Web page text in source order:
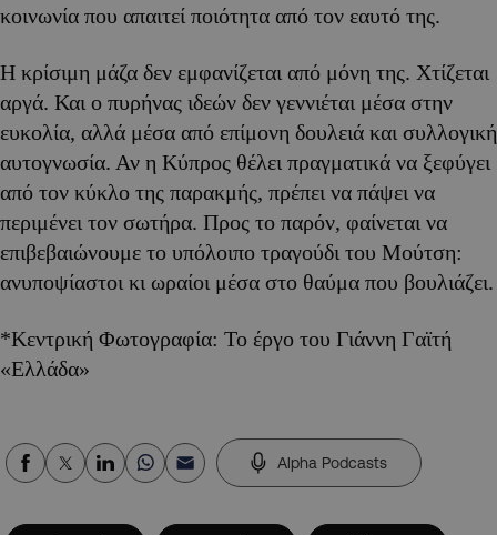
κοινωνία που απαιτεί ποιότητα από τον εαυτό της.
Η κρίσιμη μάζα δεν εμφανίζεται από μόνη της. Χτίζεται
αργά. Και ο πυρήνας ιδεών δεν γεννιέται μέσα στην
ευκολία, αλλά μέσα από επίμονη δουλειά και συλλογική
αυτογνωσία. Αν η Κύπρος θέλει πραγματικά να ξεφύγει
από τον κύκλο της παρακμής, πρέπει να πάψει να
περιμένει τον σωτήρα. Προς το παρόν, φαίνεται να
επιβεβαιώνουμε το υπόλοιπο τραγούδι του Μούτση:
ανυποψίαστοι κι ωραίοι μέσα στο θαύμα που βουλιάζει.
*Κεντρική Φωτογραφία: Το έργο του Γιάννη Γαϊτή
«Ελλάδα»
Alpha Podcasts